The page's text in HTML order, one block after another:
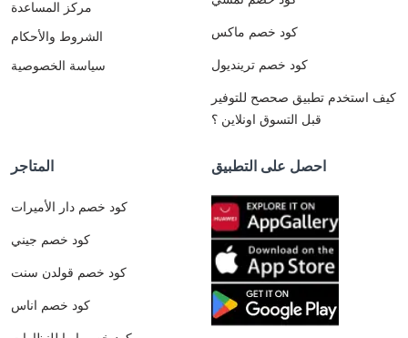
مركز المساعدة
الشروط والأحكام
سياسة الخصوصية
كود خصم ماكس
كود خصم ترينديول
كيف استخدم تطبيق صحصح للتوفير
قبل التسوق اونلاين ؟
المتاجر
كود خصم دار الأميرات
كود خصم جيني
كود خصم قولدن سنت
كود خصم اناس
احصل على التطبيق